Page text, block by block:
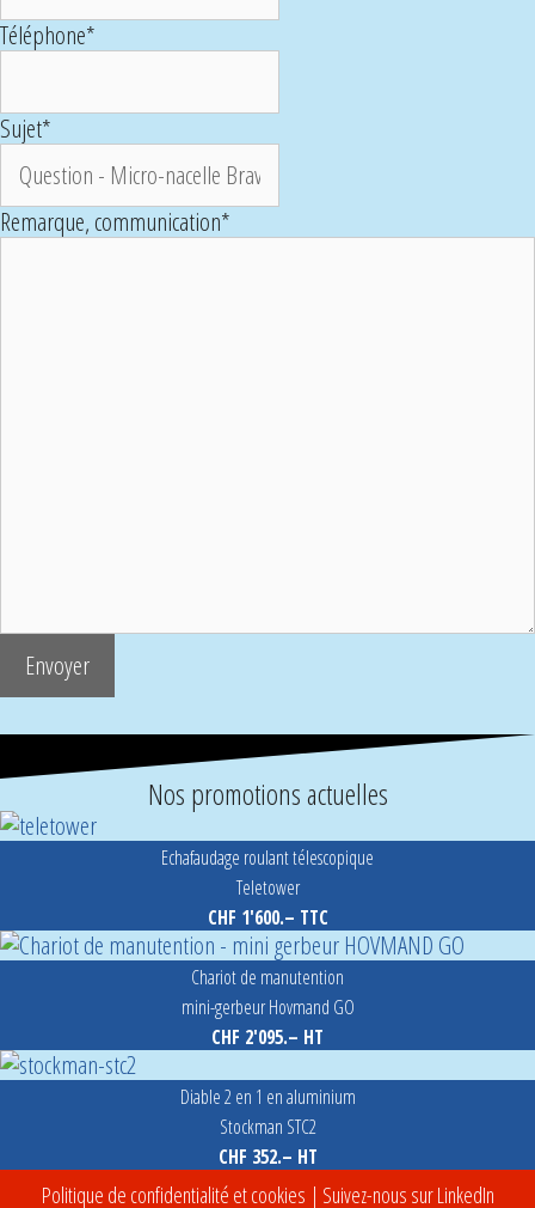
Téléphone*
Sujet*
Remarque, communication*
Nos promotions actuelles
Echafaudage roulant télescopique
Teletower
CHF 1'600.– TTC
Chariot de manutention
mini-gerbeur Hovmand GO
CHF 2'095.– HT
Diable 2 en 1 en aluminium
Stockman STC2
CHF 352.– HT
Politique de confidentialité et cookies | Suivez-nous sur LinkedIn